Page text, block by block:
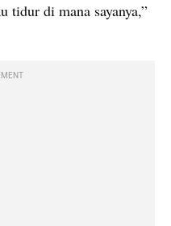
tidur di mana sayanya,”